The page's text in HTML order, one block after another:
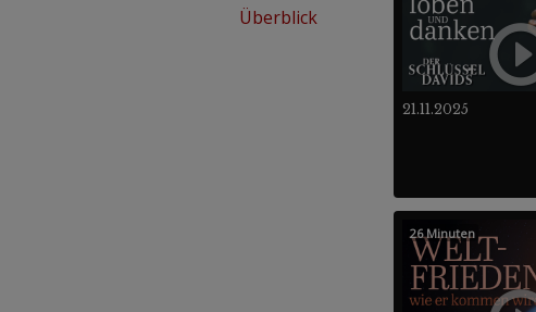
Überblick
21.11.2025
26 Minuten